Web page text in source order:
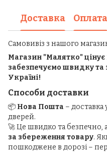
Доставка Оплата
Самовивіз з нашого
Магазин "Малятко"
забезпечуємо швидку та
Україні!
Способи доставки
📦 Нова Пошта – доставка
дверей.
🚀 Це швидко та безпечно,
за збереження товару.
пошкоджене в дорозі –